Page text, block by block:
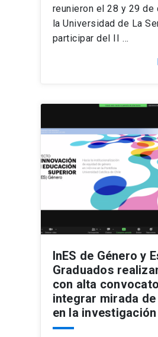
reunieron el 28 y 29 de
la Universidad de La
participar del II …
InES de Género y
Graduados
con alta
integrar mirada
en la investigación